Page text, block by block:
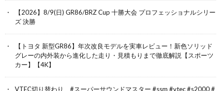
【2026】8/9(日) GR86/BRZ Cup 十勝大会 プロフェッショナルシリー
ズ 決勝
【トヨタ 新型GR86】年次改良モデルを実車レビュー！新色ソリッド
グレーの内外装から進化した走り・見積もりまで徹底解説【スポーツ
カー】【4K】
VTEC切り替わり #スーパーサウンドマスター #ssm #vtec #s2000 #